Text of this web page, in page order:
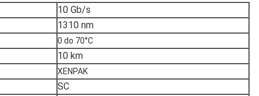
10 Gb/s
1310 nm
0 do 70°C
10 km
XENPAK
SC